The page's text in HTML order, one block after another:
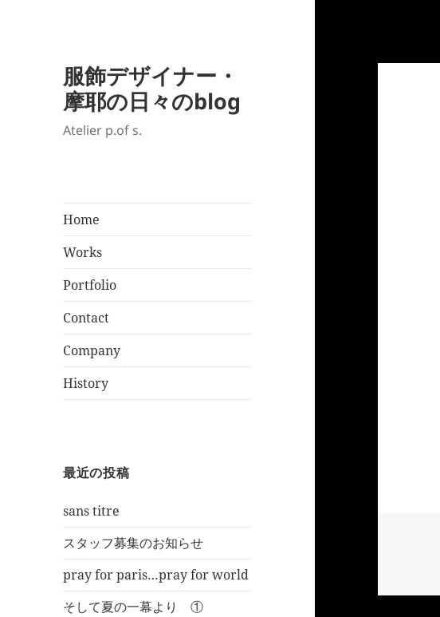
服飾デザイナー・
摩耶の日々のblog
Atelier p.of s.
Home
Works
Portfolio
Contact
Company
History
最近の投稿
sans titre
スタッフ募集のお知らせ
pray for paris…pray for world
そして夏の一幕より ①